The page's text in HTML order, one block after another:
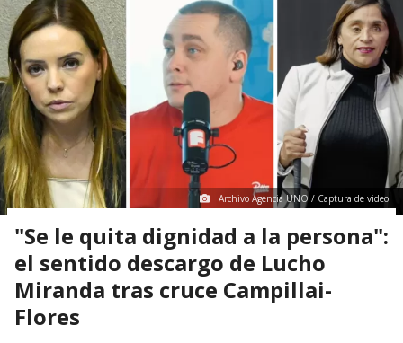
Archivo Agencia UNO / Captura de video
"Se le quita dignidad a la persona":
el sentido descargo de Lucho
Miranda tras cruce Campillai-
Flores